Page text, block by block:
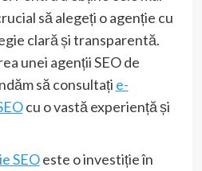
să alegeți o agenție cu
clară și transparentă.
unei agenții SEO de
să consultați e-
cu o vastă experiență și
SEOeste o investiție în